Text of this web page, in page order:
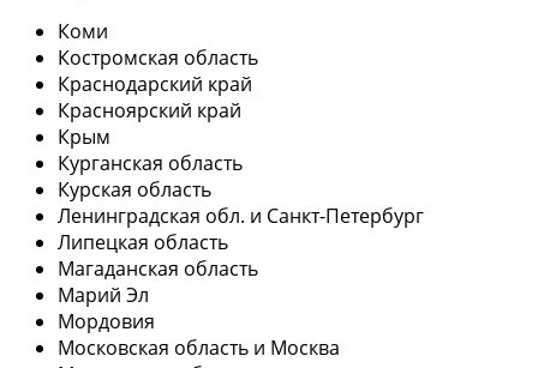
Коми
Костромская область
Краснодарский край
Красноярский край
Крым
Курганская область
Курская область
Ленинградская обл. и Санкт-Петербург
Липецкая область
Магаданская область
Марий Эл
Мордовия
Московская область и Москва